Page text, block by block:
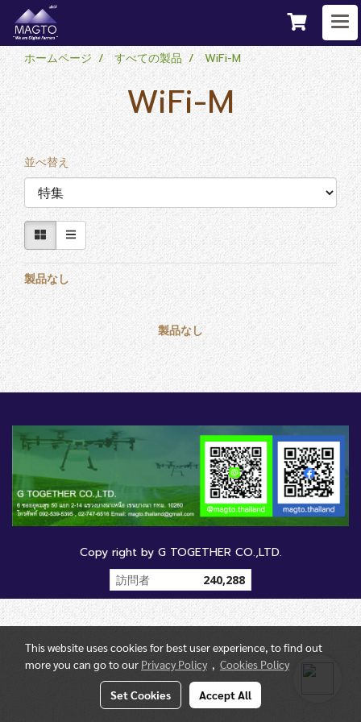
ホームページ すべての製品 WiFi-M
WiFi-M
並べ替え
製品なし
製品なし
Copy right by G TOGETHER CO.,LTD.
訪問者 240,288
This website uses cookies for best user experience, to find out
more you can go to our Privacy Policy , Cookies Policy
Set Cookies Accept All